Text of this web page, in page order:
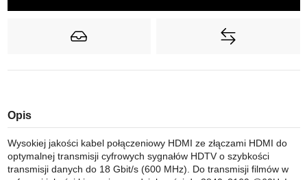
Opis
Wysokiej jakości kabel połączeniowy HDMI ze złączami HDMI do
optymalnej transmisji cyfrowych sygnałów HDTV o szybkości
transmisji danych do 18 Gbit/s (600 MHz). Do transmisji filmów w